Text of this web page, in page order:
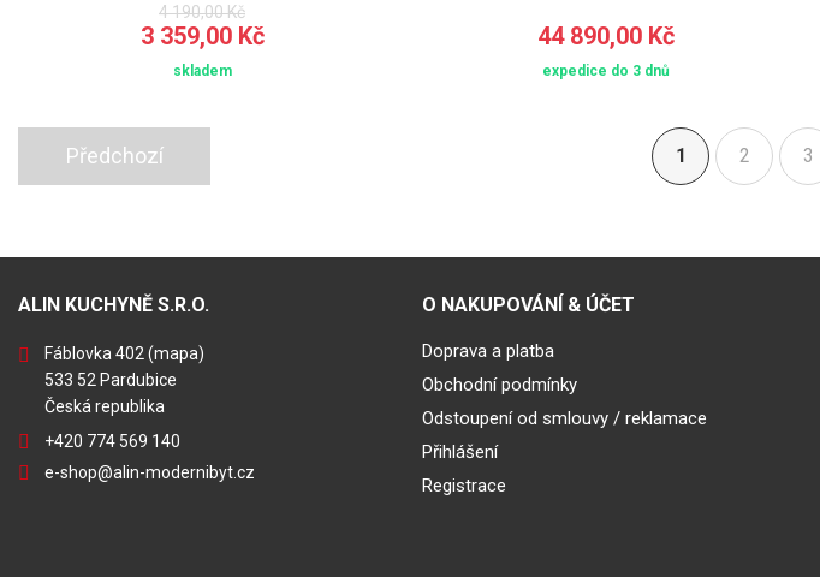
4 190,00 Kč
3 359,00 Kč
skladem
44 890,00 Kč
expedice do 3 dnů
Předchozí 1(aktuální)
2 3
ALIN KUCHYNĚ S.R.O.
Fáblovka 402 (mapa)
533 52 Pardubice
Česká republika
+420 774 569 140
e-shop@alin-modernibyt.cz
O NAKUPOVÁNÍ & ÚČET
Doprava a platba
Obchodní podmínky
Odstoupení od smlouvy / reklamace
Přihlášení
Registrace